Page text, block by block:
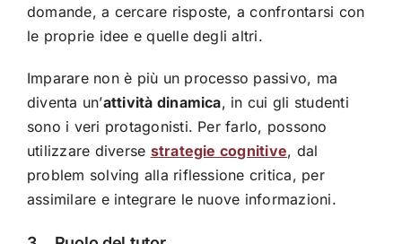
domande, a cercare risposte, a confrontarsi con
le proprie idee e quelle degli altri.
Imparare non è più un processo passivo, ma
diventa un’attività dinamica, in cui gli studenti
sono i veri protagonisti. Per farlo, possono
utilizzare diverse strategie cognitive, dal
problem solving alla riflessione critica, per
assimilare e integrare le nuove informazioni.